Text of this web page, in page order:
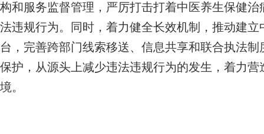
构和服务监督管理，严厉打击打着中医养生保健
法违规行为。同时，着力健全长效机制，推动建
台，完善跨部门线索移送、信息共享和联合执法
保护，从源头上减少违法违规行为的发生，着力
境。